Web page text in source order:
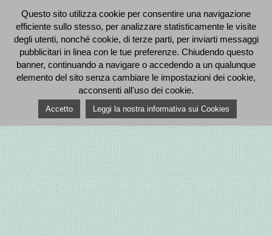
Questo sito utilizza cookie per consentire una navigazione
efficiente sullo stesso, per analizzare statisticamente le visite
degli utenti, nonché cookie, di terze parti, per inviarti messaggi
pubblicitari in linea con le tue preferenze. Chiudendo questo
banner, continuando a navigare o accedendo a un qualunque
elemento del sito senza cambiare le impostazioni dei cookie,
acconsenti all'uso dei cookie.
Accetto Leggi la nostra informativa sui Cookies